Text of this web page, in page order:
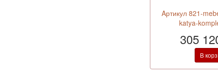
Aртикул 821-
katya-
305
В